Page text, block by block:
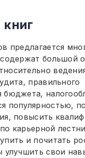
предлагается
большой
правильного
бюджета,
популярностью,
повысить
карьерной
и почитать
улучшить свои